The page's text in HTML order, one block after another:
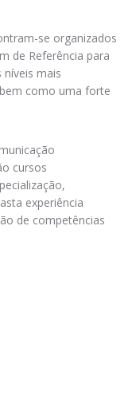
se organizados
de Referência para
mais
como uma forte
cursos
experiência
de competências